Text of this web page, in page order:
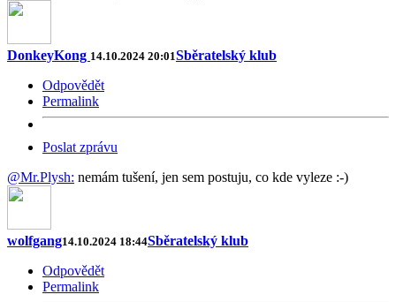
DonkeyKong 14.10.2024 20:01Sběratelský klub
Odpovědět
Permalink
Poslat zprávu
@Mr.Plysh: nemám tušení, jen sem postuju, co kde vyleze :-)
wolfgang14.10.2024 18:44Sběratelský klub
Odpovědět
Permalink